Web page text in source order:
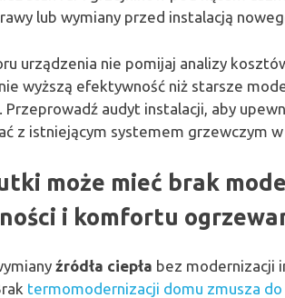
lub wymiany przed instalacją
urządzenia nie pomijaj analizy
wyższą efektywność niż starsze
Przeprowadź audyt instalacji, aby
z istniejącym systemem grzewczym
może mieć brak
i komfortu
źródła ciepła bez modernizacji
termomodernizacji domu zmusza